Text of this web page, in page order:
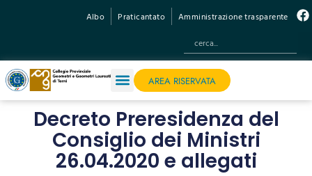
Albo Praticantato Amministrazione trasparente
AREA RISERVATA
Decreto Preresidenza del
Consiglio dei Ministri
26.04.2020 e allegati